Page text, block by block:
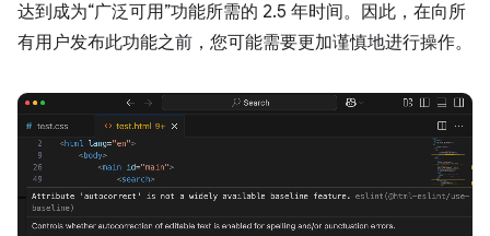
达到成为“广泛可用”功能所需的 2.5 年时间。因此，在向所
有用户发布此功能之前，您可能需要更加谨慎地进行操作。